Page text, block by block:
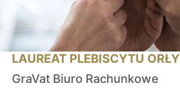
LAUREAT PLEBISCYTU ORŁY
GraVat Biuro Rachunkowe